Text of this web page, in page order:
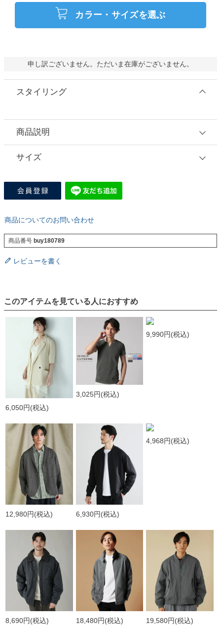
カラー・サイズを選ぶ
申し訳ございません。ただいま在庫がございません。
スタイリング
商品説明
サイズ
商品についてのお問い合わせ
商品番号 buy180789
レビューを書く
このアイテムを見ている人におすすめ
6,050円(税込)
3,025円(税込)
9,990円(税込)
12,980円(税込) 6,930円(税込)
4,968円(税込)
8,690円(税込) 18,480円(税込) 19,580円(税込)